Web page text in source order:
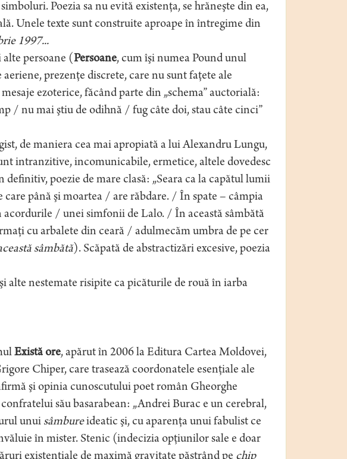
Poezia sa nu evită existenţa, se hrăneşte din ea,
Unele texte sunt construite aproape în întregime din
1997...
persoane (Persoane, cum îşi numea Pound unul
prezenţe discrete, care nu sunt faţete ale
ezoterice, făcând parte din „schema” auctorială:
/ nu mai ştiu de odihnă / fug câte doi, stau câte cinci”
de maniera cea mai apropiată a lui Alexandru Lungu,
intranzitive, incomunicabile, ermetice, altele dovedesc
poezie de mare clasă: „Seara ca la capătul lumii
până şi moartea / are răbdare. / În spate – câmpia
/ unei simfonii de Lalo. / În această sâmbătă
cu arbalete din ceară / adulmecăm umbra de pe cer
sâmbătă). Scăpată de abstractizări excesive, poezia
şi alte nestemate risipite ca picăturile de rouă în iarba
Există ore, apărut în 2006 la Editura Cartea Moldovei,
Chiper, care trasează coordonatele esenţiale ale
şi opinia cunoscutului poet român Gheorghe
său basarabean: „Andrei Burac e un cerebral,
unui sâmbureideatic şi, cu aparenţa unui fabulist ce
în mister. Stenic (indecizia opţiunilor sale e doar